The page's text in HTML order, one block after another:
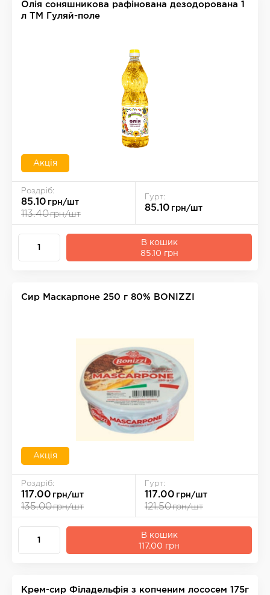
Олія соняшникова рафінована дезодорована 1
л ТМ Гуляй-поле
Акція
Роздріб:
85.10 грн/шт
113.40грн/шт
Гурт:
85.10 грн/шт
В кошик
85.10 грн
Сир Маскарпоне 250 г 80% BONIZZI
Акція
Роздріб:
117.00 грн/шт
135.00грн/шт
Гурт:
117.00 грн/шт
121.50грн/шт
В кошик
117.00 грн
Крем-сир Фiладельфiя з копченим лососем 175г